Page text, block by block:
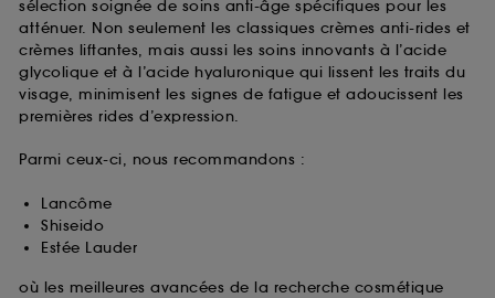
sélection soignée de soins anti-âge spécifiques pour les
atténuer. Non seulement les classiques crèmes anti-rides et
crèmes liftantes, mais aussi les soins innovants à l’acide
glycolique et à l’acide hyaluronique qui lissent les traits du
visage, minimisent les signes de fatigue et adoucissent les
premières rides d’expression.
Parmi ceux-ci, nous recommandons :
Lancôme
Shiseido
Estée Lauder
où les meilleures avancées de la recherche cosmétique